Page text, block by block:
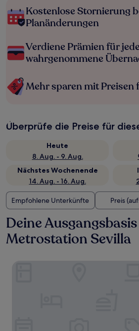
Kostenlose Stornierung
Planänderungen
Verdiene Prämien für
wahrgenommene
Mehr sparen mit
Überprüfe die Preise für
Heute
8. Aug. - 9. Aug.
Nächstes Wochenende
14. Aug. - 16. Aug.
Empfohlene Unterkünfte Preis
Deine
Metrostation Sevilla